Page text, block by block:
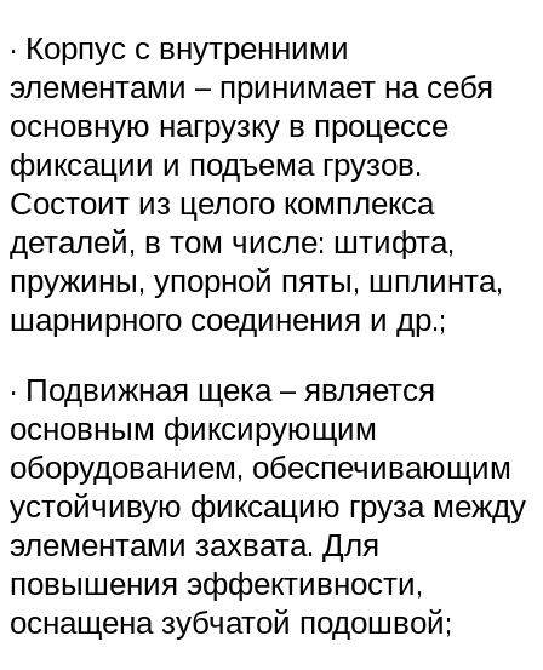
· Корпус с внутренними
элементами – принимает на себя
основную нагрузку в процессе
фиксации и подъема грузов.
Состоит из целого комплекса
деталей, в том числе: штифта,
пружины, упорной пяты, шплинта,
шарнирного соединения и др.;
· Подвижная щека – является
основным фиксирующим
оборудованием, обеспечивающим
устойчивую фиксацию груза между
элементами захвата. Для
повышения эффективности,
оснащена зубчатой подошвой;